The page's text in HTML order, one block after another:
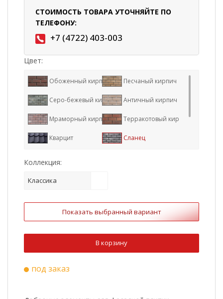
СТОИМОСТЬ ТОВАРА УТОЧНЯЙТЕ ПО
ТЕЛЕФОНУ:
+7 (4722) 403-003
Цвет:
Обоженный кирпич Песчаный кирпич
Серо-бежевый кирпич Античный кирпич
Мраморный кирпич Терракотовый кирпич
Кварцит Сланец
Коллекция:
Классика
Показать выбранный вариант
В корзину
под заказ